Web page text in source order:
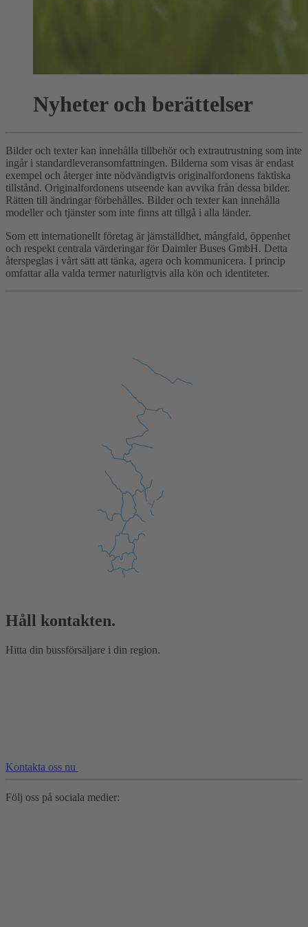
Nyheter och berättelser
Bilder och texter kan innehålla tillbehör och extrautrustning som inte
ingår i standardleveransomfattningen. Bilderna som visas är endast
exempel och återger inte nödvändigtvis originalfordonens faktiska
tillstånd. Originalfordonens utseende kan avvika från dessa bilder.
Rätten till ändringar förbehålles. Bilder och texter kan innehålla
modeller och tjänster som inte finns att tillgå i alla länder.
Som ett internationellt företag är jämställdhet, mångfald, öppenhet
och respekt centrala värderingar för Daimler Buses GmbH. Detta
återspeglas i vårt sätt att tänka, agera och kommunicera. I princip
omfattar alla valda termer naturligtvis alla kön och identiteter.
Håll kontakten.
Hitta din bussförsäljare i din region.
Kontakta oss nu
Följ oss på sociala medier: